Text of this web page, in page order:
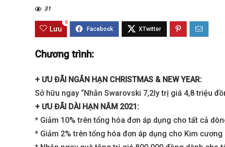
31
Lưu
0
Chương trình:
+ ƯU ĐÃI NGẮN HẠN CHRISTMAS & NEW YEAR:
Sở hữu ngay “Nhẫn Swarovski 7,2ly trị giá 4,8 triệu
+ ƯU ĐÃI DÀI HẠN NĂM 2021:
* Giảm 10% trên tổng hóa đơn áp dụng cho tất cả
* Giảm 2% trên tổng hóa đơn áp dụng cho Kim cương